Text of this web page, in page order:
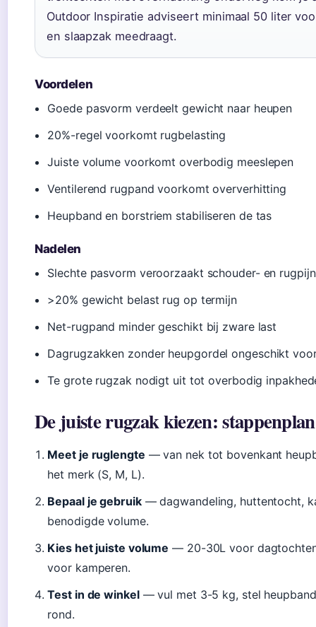
Outdoor Inspiratie adviseert minimaal 50 liter
en slaapzak meedraagt.
Voordelen
Goede pasvorm verdeelt gewicht naar heupen
20%-regel voorkomt rugbelasting
Juiste volume voorkomt overbodig meeslepen
Ventilerend rugpand voorkomt oververhitting
Heupband en borstriem stabiliseren de tas
Nadelen
Slechte pasvorm veroorzaakt schouder- en rugpijn
>20% gewicht belast rug op termijn
Net-rugpand minder geschikt bij zware last
Dagrugzakken zonder heupgordel ongeschikt
Te grote rugzak nodigt uit tot overbodig
De juiste rugzak kiezen: stappenplan
Meet je ruglengte — van nek tot bovenkant
het merk (S, M, L).
Bepaal je gebruik— dagwandeling, huttentocht,
benodigde volume.
Kies het juiste volume — 20-30L voor
voor kamperen.
Test in de winkel— vul met 3-5 kg, stel
rond.